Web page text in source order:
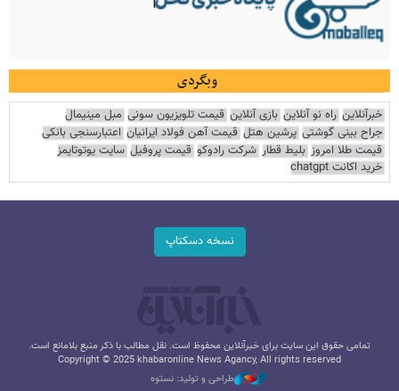
وبگردی
خبرآنلاین راه نو آنلاین بازی آنلاین قیمت تلویزیون سونی مبل مینیمال
جراح بینی گوشتی پرشین هتل قیمت آهن فولاد ایرانیان اعتبارسنجی بانکی
قیمت طلا امروز بلیط قطار شرکت رادوکو قیمت پروفیل سایت یوتوتایمز
خرید اکانت chatgpt
نسخه دسکتاپ
تمامی حقوق این سایت برای خبرآنلاین محفوظ است. نقل مطالب با ذکر منبع بلامانع است.
Copyright © 2025 khabaronline News Agancy, All rights reserved
طراحی و تولید: نستوه